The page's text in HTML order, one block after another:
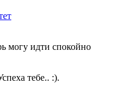
могу идти спокойно
тебе.. :).